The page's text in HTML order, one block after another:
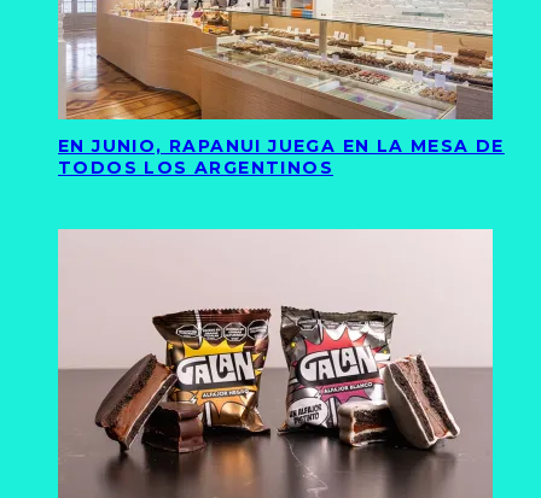
EN JUNIO, RAPANUI JUEGA EN LA MESA DE
TODOS LOS ARGENTINOS